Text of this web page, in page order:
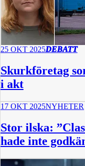
25 OKT 2025DEBATT
Skurkföretag
i akt
17 OKT 2025NYHETER
Stor ilska:
hade inte